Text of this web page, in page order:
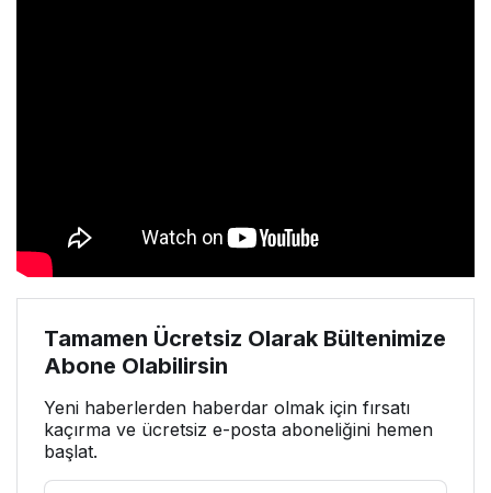
Tamamen Ücretsiz Olarak Bültenimize
Abone Olabilirsin
Yeni haberlerden haberdar olmak için fırsatı
kaçırma ve ücretsiz e-posta aboneliğini hemen
başlat.